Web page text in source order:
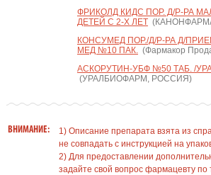
ФРИКОЛД КИДС ПОР. Д/Р-РА
ДЕТЕЙ С 2-Х ЛЕТ
КОНСУМЕД ПОР./Д/Р-РА Д/
МЕД №10 ПАК.(Фармакор
АСКОРУТИН-УБФ №50 ТАБ. /
(УРАЛБИОФАРМ, РОССИЯ)
ВНИМАНИЕ:
1) Описание препарата взята из
не совпадать с инструкцией на
2) Для предоставлении
задайте свой вопрос фармацевту